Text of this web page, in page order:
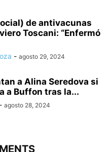
de antivacunas
Toscani: “Enfermó
- agosto 29, 2024
a Alina Seredova si
a Buffon tras la...
- agosto 28, 2024